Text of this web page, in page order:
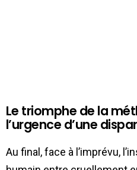
Le triomphe de la
l’urgence d’une
Au final, face à l’imprévu,